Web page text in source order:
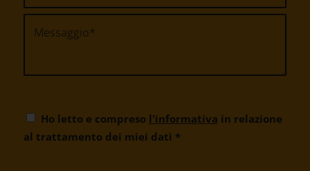
Ho letto e compreso l'informativa in relazione
al trattamento dei miei dati *